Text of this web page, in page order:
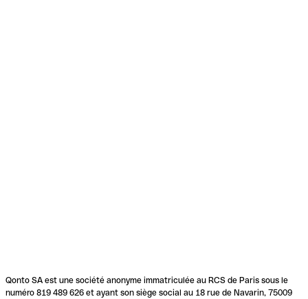
Qonto SA est une société anonyme immatriculée au RCS de Paris sous le
numéro 819 489 626 et ayant son siège social au 18 rue de Navarin, 75009